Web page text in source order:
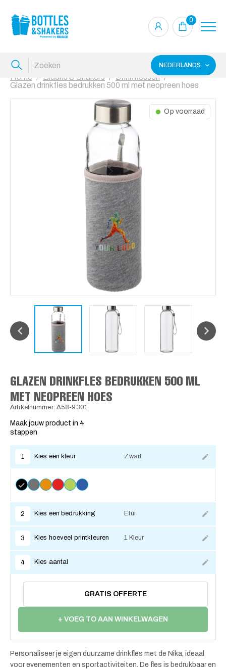
0
NEDERLANDS
Home Bidons & Shakers
Drinkflessen
Glazen drinkfles bedrukken 500 ml met neopreen hoes
Op voorraad
GLAZEN DRINKFLES BEDRUKKEN 500 ML
MET NEOPREEN HOES
Artikelnummer: A58-9301
Maak jouw product in 4
stappen
1 Kies een kleur Zwart
2 Kies een bedrukking Etui
3 Kies hoeveel printkleuren 1 Kleur
4 Kies aantal
GRATIS OFFERTE
+ VOEG TO AAN WINKELWAGEN
Personaliseer je eigen duurzame drinkfles met de Nika, ideaal
voor evenementen en sportactiviteiten. De fles is bedrukbaar en